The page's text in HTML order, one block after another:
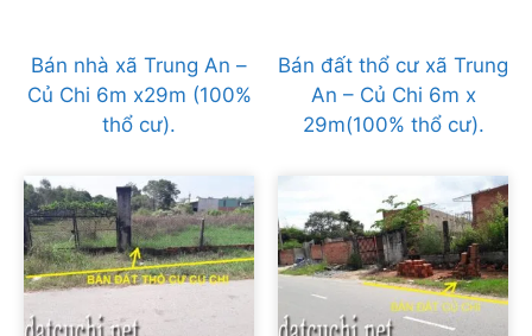
Bán nhà xã Trung An –
Củ Chi 6m x29m (100%
thổ cư).
Bán đất thổ cư xã Trung
An – Củ Chi 6m x
29m(100% thổ cư).